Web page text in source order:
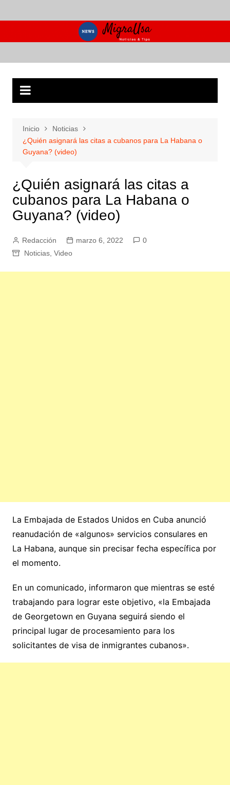
al
Inicio
Noticias
¿Quién asignará las citas a cubanos para La Habana o
Guyana? (video)
¿Quién asignará las citas a
cubanos para La Habana o
Guyana? (video)
Redacción marzo 6, 2022
0
Noticias, Video
La Embajada de Estados Unidos en Cuba anunció
reanudación de «algunos» servicios consulares en
La Habana, aunque sin precisar fecha específica por
el momento.
En un comunicado, informaron que mientras se esté
trabajando para lograr este objetivo, «la Embajada
de Georgetown en Guyana seguirá siendo el
principal lugar de procesamiento para los
solicitantes de visa de inmigrantes cubanos».